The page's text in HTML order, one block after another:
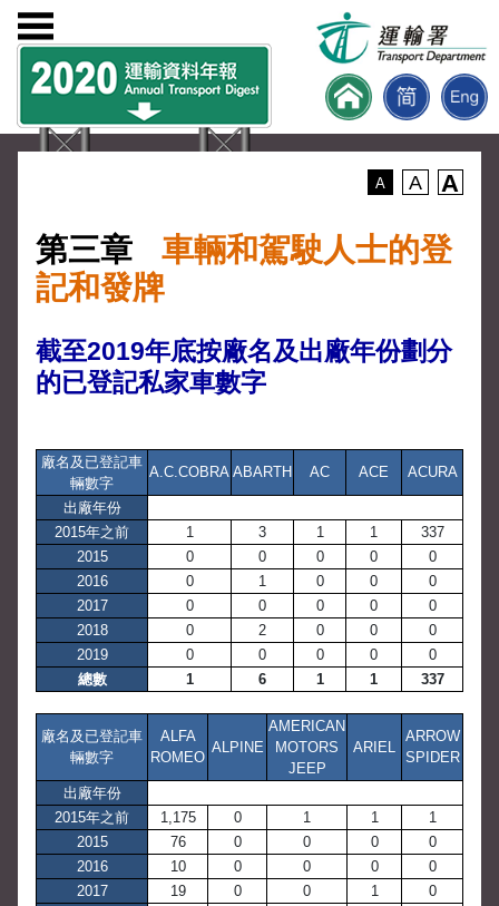
A A A
第三章
車輛和駕駛人士的登
記和發牌
截至2019年底按廠名及出廠年份劃分
的已登記私家車數字
廠名及已登記車
輛數字
A.C.COBRA ABARTH AC ACE ACURA
出廠年份
2015年之前
1 3 1 1
337
2015
0 0 0 0
0
2016
0 1 0 0
0
2017
0 0 0 0
0
2018
0 2 0 0
0
2019
0 0 0 0
0
總數
1 6 1 1 337
廠名及已登記車
輛數字
ALFA
ROMEO
ALPINE
AMERICAN
MOTORS
JEEP
ARIEL
ARROW
SPIDER
出廠年份
2015年之前
1,175 0 1 1
1
2015
76 0 0 0
0
2016
10 0 0 0
0
2017
19 0 0 1
0